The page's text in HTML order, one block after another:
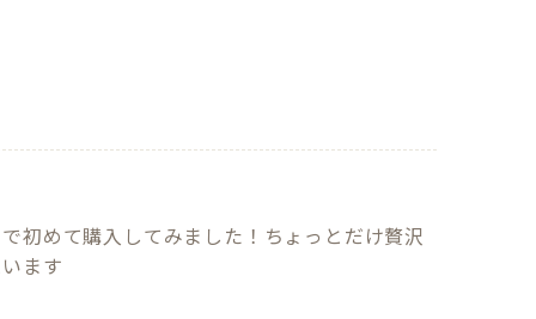
初めて購入してみました！ちょっとだけ贅沢
ます